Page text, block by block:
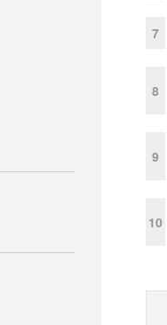
7
8
9
10